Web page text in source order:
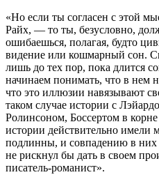
«Но если ты согласен с этой
Райх, — то ты, безусловно,
ошибаешься, полагая, будто
видение или кошмарный сон.
лишь до тех пор, пока длится
начинаем понимать, что в нем
что это иллюзии навязывают
таком случае истории с
Ролинсоном, Боссертом в
истории действительно имели
подлинны, и совпадению в них
не рискнул бы дать в своем
писатель‑романист».